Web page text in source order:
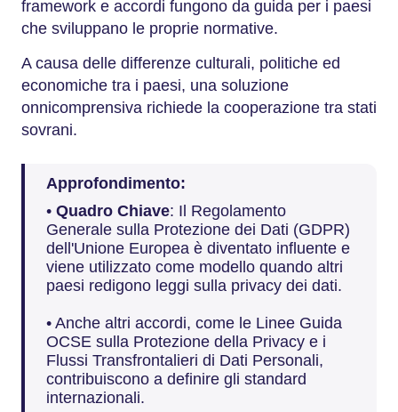
framework e accordi fungono da guida per i paesi
che sviluppano le proprie normative.
A causa delle differenze culturali, politiche ed
economiche tra i paesi, una soluzione
onnicomprensiva richiede la cooperazione tra stati
sovrani.
Approfondimento:
• Quadro Chiave: Il Regolamento
Generale sulla Protezione dei Dati (GDPR)
dell'Unione Europea è diventato influente e
viene utilizzato come modello quando altri
paesi redigono leggi sulla privacy dei dati.
• Anche altri accordi, come le Linee Guida
OCSE sulla Protezione della Privacy e i
Flussi Transfrontalieri di Dati Personali,
contribuiscono a definire gli standard
internazionali.